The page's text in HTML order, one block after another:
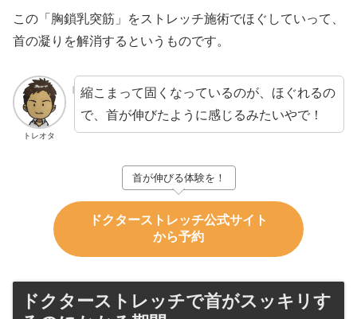
この「胸鎖乳突筋」をストレッチ施術でほぐしていって、
首の凝りを解消するというものです。
トレオタ
縮こまって固くなっているのが、ほぐれるの
で、首が伸びたように感じるみたいやで！
首が伸びる体験を！
ドクターストレッチ公式サイト
から予約
ドクターストレッチで首がスッキリす